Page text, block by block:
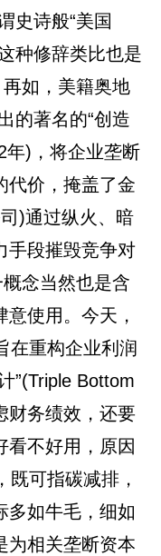
史诗般“美国
种修辞类比也是
再如，美籍奥地
的著名的“创造
年)，将企业垄断
代价，掩盖了金
)通过纵火、暗
手段摧毁竞争对
念当然也是含
使用。今天，
在重构企业利润
”(Triple Bottom
财务绩效，还要
看不好用，原因
既可指碳减排，
多如牛毛，细如
为相关垄断资本